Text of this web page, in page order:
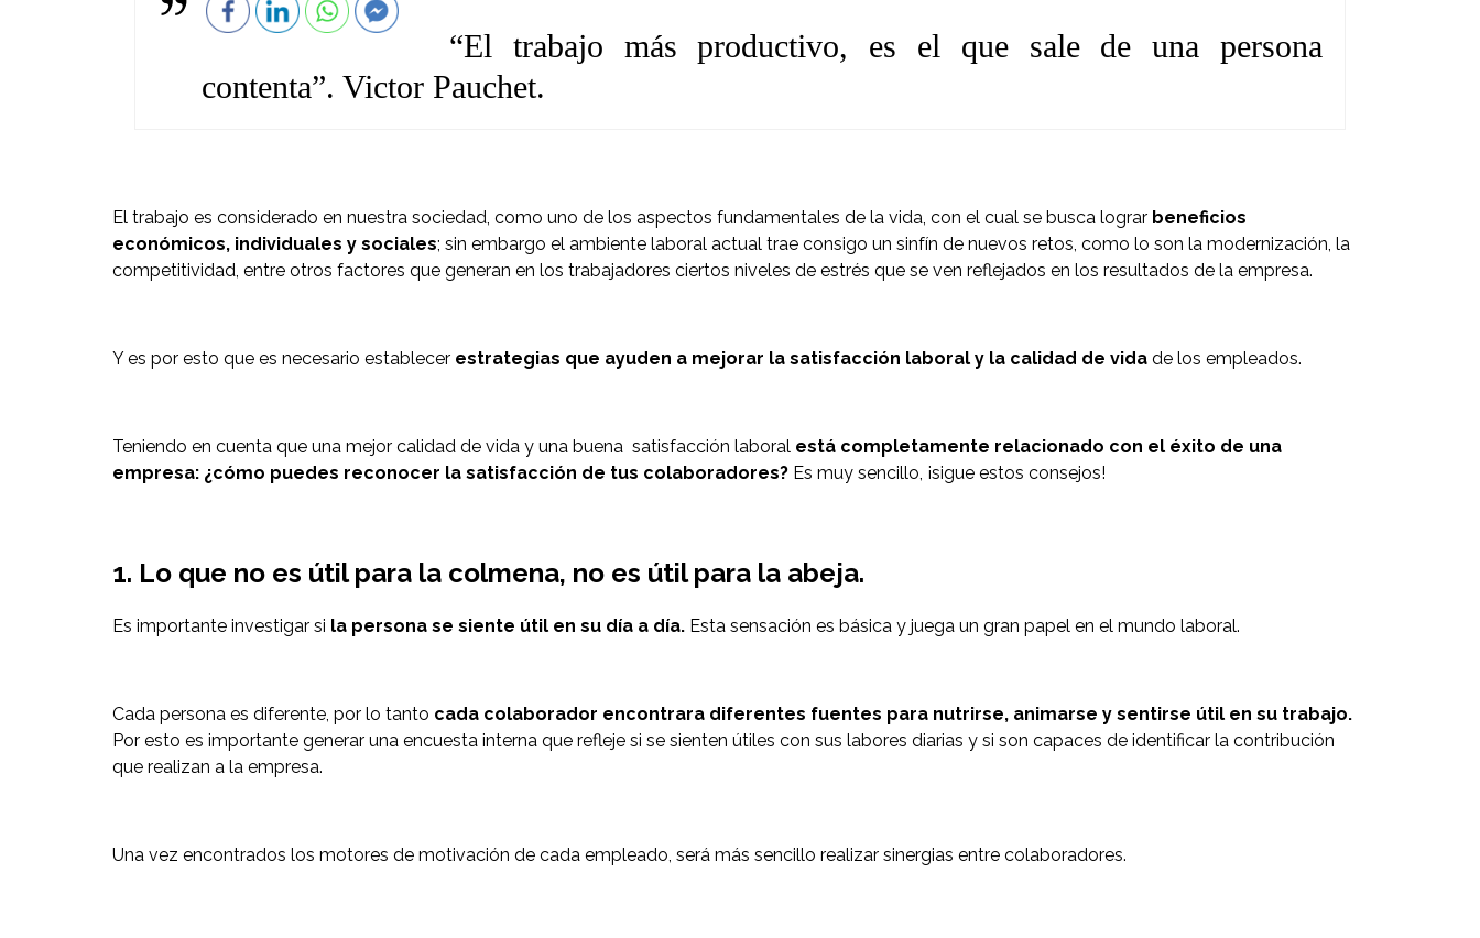
“El trabajo más productivo, es el que sale de una persona
contenta”. Victor Pauchet.
El trabajo es considerado en nuestra sociedad, como uno de los aspectos fundamentales de la vida, con el cual se busca lograr beneficios
económicos, individuales y sociales; sin embargo el ambiente laboral actual trae consigo un sinfín de nuevos retos, como lo son la modernización, la
competitividad, entre otros factores que generan en los trabajadores ciertos niveles de estrés que se ven reflejados en los resultados de la empresa.
Y es por esto que es necesario establecer estrategias que ayuden a mejorar la satisfacción laboral y la calidad de vida de los empleados.
Teniendo en cuenta que una mejor calidad de vida y una buena satisfacción laboral está completamente relacionado con el éxito de una
empresa: ¿cómo puedes reconocer la satisfacción de tus colaboradores? Es muy sencillo, ¡sigue estos consejos!
1. Lo que no es útil para la colmena, no es útil para la abeja.
Es importante investigar si la persona se siente útil en su día a día. Esta sensación es básica y juega un gran papel en el mundo laboral.
Cada persona es diferente, por lo tanto cada colaborador encontrara diferentes fuentes para nutrirse, animarse y sentirse útil en su trabajo.
Por esto es importante generar una encuesta interna que refleje si se sienten útiles con sus labores diarias y si son capaces de identificar la contribución
que realizan a la empresa.
Una vez encontrados los motores de motivación de cada empleado, será más sencillo realizar sinergias entre colaboradores.